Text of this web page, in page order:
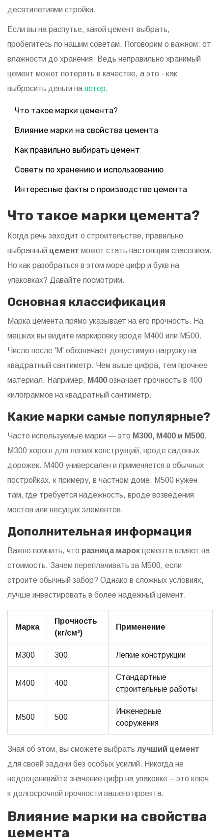
десятилетиями стройки.
Если вы на распутье, какой цемент выбрать,
пробегитесь по нашим советам. Поговорим о важном: от
влажности до хранения. Ведь неправильно хранимый
цемент может потерять в качестве, а это - как
выбросить деньги на ветер.
Что такое марки цемента?
Влияние марки на свойства цемента
Как правильно выбирать цемент
Советы по хранению и использованию
Интересные факты о производстве цемента
Что такое марки цемента?
Когда речь заходит о строительстве, правильно
выбранный цемент может стать настоящим спасением.
Но как разобраться в этом море цифр и букв на
упаковках? Давайте посмотрим.
Основная классификация
Марка цемента прямо указывает на его прочность. На
мешках вы видите маркировку вроде М400 или М500.
Число после 'М' обозначает допустимую нагрузку на
квадратный сантиметр. Чем выше цифра, тем прочнее
материал. Например, М400 означает прочность в 400
килограммов на квадратный сантиметр.
Какие марки самые популярные?
Часто используемые марки — это М300, М400 и М500.
М300 хорош для легких конструкций, вроде садовых
дорожек. М400 универсален и применяется в обычных
постройках, к примеру, в частном доме. М500 нужен
там, где требуется надежность, вроде возведения
мостов или несущих элементов.
Дополнительная информация
Важно помнить, что разница марок цемента влияет на
стоимость. Зачем переплачивать за М500, если
строите обычный забор? Однако в сложных условиях,
лучше инвестировать в более надежный цемент.
Марка
Прочность
(кг/см²)
Применение
M300 300 Легкие конструкции
M400 400
Стандартные
строительные работы
M500 500
Инженерные
сооружения
Зная об этом, вы сможете выбрать лучший цемент
для своей задачи без особых усилий. Никогда не
недооценивайте значение цифр на упаковке – это ключ
к долгосрочной прочности вашего проекта.
Влияние марки на свойства
цемента